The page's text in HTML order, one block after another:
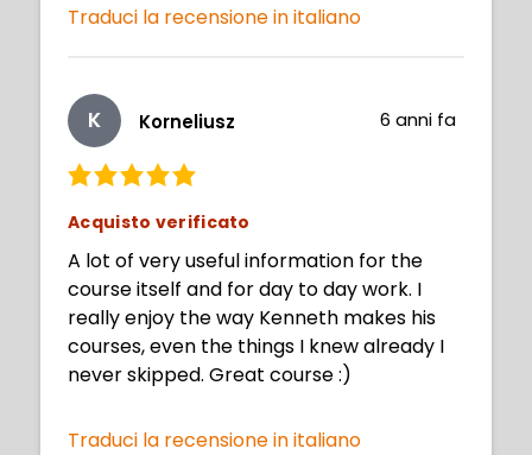
Traduci la recensione in italiano
K Korneliusz 6 anni fa
Acquisto verificato
A lot of very useful information for the
course itself and for day to day work. I
really enjoy the way Kenneth makes his
courses, even the things I knew already I
never skipped. Great course :)
Traduci la recensione in italiano